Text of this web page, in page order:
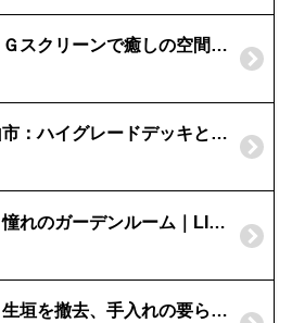
広陵町：Ｇスクリーンで癒しの空間を｜柿渋+シャイングレーでモダンな演出
大和郡山市：ハイグレードデッキと出幅違いのテラスで快適空間
広陵町：憧れのガーデンルーム｜LIXILのエクシオール
精華町：生垣を撤去、手入れの要らない庭に！|木樹脂フェンス